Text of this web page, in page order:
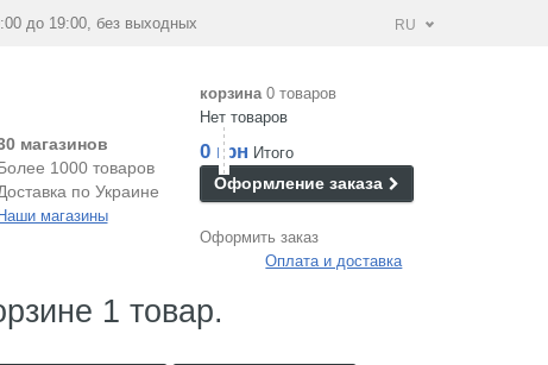
до 19:00, без выходных RU
магазинов
1000 товаров
по Украине
Наши магазины
корзина 0 товаров
Нет товаров
0 грн Итого
Оформление заказа
Оформить заказ
Оплата и доставка
1 товар.